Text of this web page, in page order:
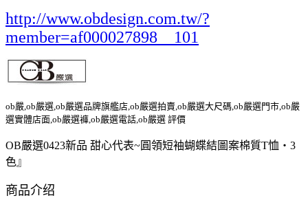
http://www.obdesign.com.tw/?
member=af000027898__101
ob嚴,ob嚴選,ob嚴選品牌旗艦店,ob嚴選拍賣,ob嚴選大尺碼,ob嚴選門市,ob嚴
選實體店面,ob嚴選褲,ob嚴選電話,ob嚴選 評價
OB嚴選0423新品 甜心代表~圓領短袖蝴蝶結圖案棉質T恤‧3
色』
商品介绍